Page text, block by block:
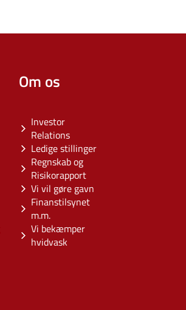
Om os
Investor
Relations
Ledige stillinger
Regnskab og
Risikorapport
Vi vil gøre gavn
Finanstilsynet
m.m.
Vi bekæmper
hvidvask